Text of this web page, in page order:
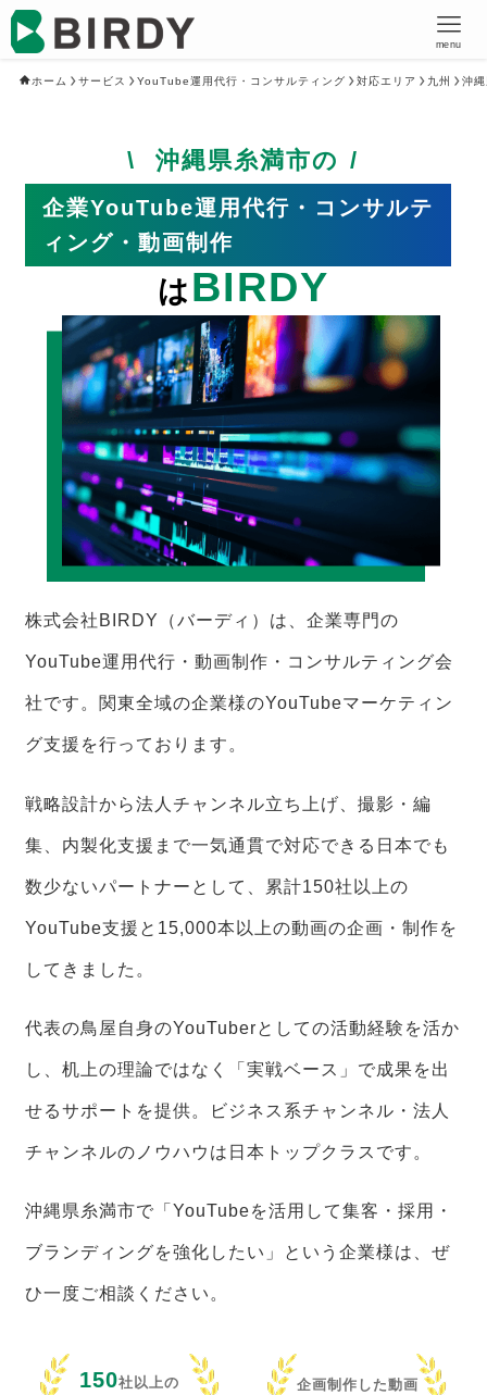
menu
ホーム サービス YouTube運用代行・コンサルティング 対応エリア 九州 沖
沖縄県糸満市の
企業YouTube運用代行・コンサルテ
ィング・動画制作
はBIRDY
株式会社BIRDY（バーディ）は、企業専門の
YouTube運用代行・動画制作・コンサルティング会
社です。関東全域の企業様のYouTubeマーケティン
グ支援を行っております。
戦略設計から法人チャンネル立ち上げ、撮影・編
集、内製化支援まで一気通貫で対応できる日本でも
数少ないパートナーとして、累計150社以上の
YouTube支援と15,000本以上の動画の企画・制作を
してきました。
代表の鳥屋自身のYouTuberとしての活動経験を活か
し、机上の理論ではなく「実戦ベース」で成果を出
せるサポートを提供。ビジネス系チャンネル・法人
チャンネルのノウハウは日本トップクラスです。
沖縄県糸満市で「YouTubeを活用して集客・採用・
ブランディングを強化したい」という企業様は、ぜ
ひ一度ご相談ください。
150社以上の
企画制作した動画